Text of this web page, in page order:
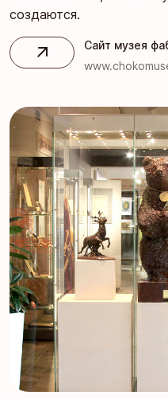
создаются.
Сайт музея